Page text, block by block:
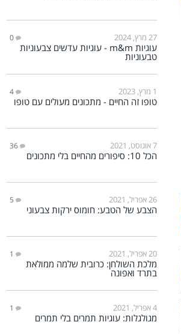
27 מרץ, 2024 0
עוגיות m&m - עוגיות עדשים צבעוניות
טבעוניות
1 מרץ, 2023 4
טופו זה החיים - מתכונים מעולים עם טופו
7 אוגוסט, 2021 36
הכל 10: סיפורים מהחיים בלי מתכונים
26 אפריל, 2021 5
הצבע של הטבע: חומוס ירקות צבעוני
20 אפריל, 2021 1
מלכת השולחן: כרובית שלמה ממולאת
בתרד ואפונה
4 אפריל, 2021 1
מגולגלות: עוגיות תמרים בלי תמרים